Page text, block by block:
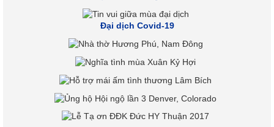
Đại dịch Covid-19